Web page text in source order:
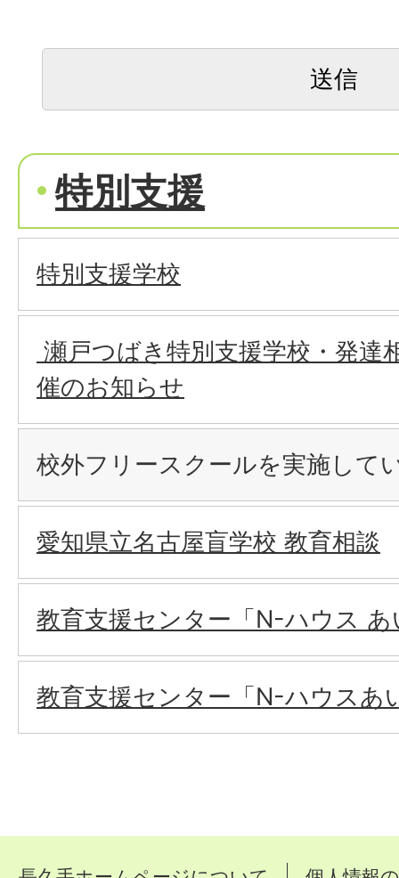
特別支援
特別支援学校
瀬戸つばき特別支援学校・発達
催のお知らせ
校外フリースクールを実施して
愛知県立名古屋盲学校 教育相談
教育支援センター「N-ハウス あ
教育支援センター「N-ハウスあ